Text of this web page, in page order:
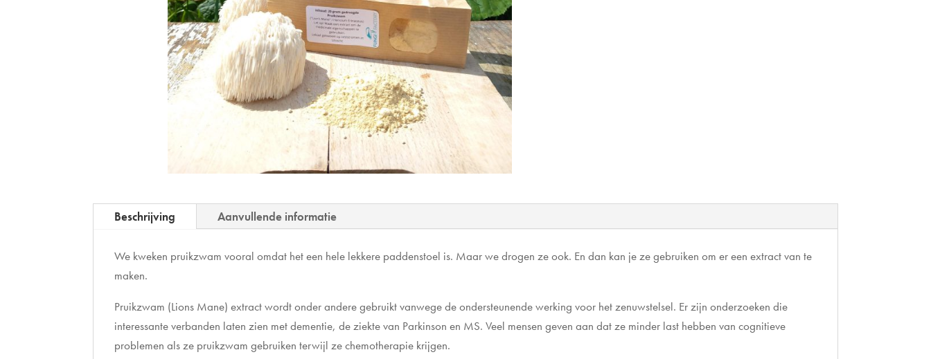
Beschrijving Aanvullende informatie
We kweken pruikzwam vooral omdat het een hele lekkere paddenstoel is. Maar we drogen ze ook. En dan kan je ze gebruiken om er een extract van te
maken.
Pruikzwam (Lions Mane) extract wordt onder andere gebruikt vanwege de ondersteunende werking voor het zenuwstelsel. Er zijn onderzoeken die
interessante verbanden laten zien met dementie, de ziekte van Parkinson en MS. Veel mensen geven aan dat ze minder last hebben van cognitieve
problemen als ze pruikzwam gebruiken terwijl ze chemotherapie krijgen.